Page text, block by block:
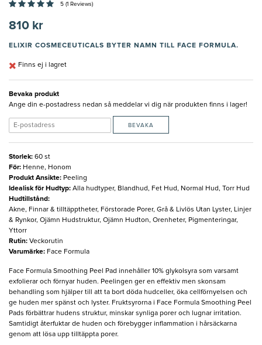
5 (1 Reviews)
810 kr
ELIXIR COSMECEUTICALS BYTER NAMN TILL FACE FORMULA.
Finns ej i lagret
Bevaka produkt
Ange din e-postadress nedan så meddelar vi dig när produkten finns i lager!
BEVAKA
Storlek: 60 st
För: Henne, Honom
Produkt Ansikte: Peeling
Idealisk för Hudtyp: Alla hudtyper, Blandhud, Fet Hud, Normal Hud, Torr Hud
Hudtillstånd:
Akne, Finnar & tilltäpptheter, Förstorade Porer, Grå & Livlös Utan Lyster, Linjer
& Rynkor, Ojämn Hudstruktur, Ojämn Hudton, Orenheter, Pigmenteringar,
Yttorr
Rutin: Veckorutin
Varumärke: Face Formula
Face Formula Smoothing Peel Pad innehåller 10% glykolsyra som varsamt
exfolierar och förnyar huden. Peelingen ger en effektiv men skonsam
behandling som hjälper till att ta bort döda hudceller, öka cellförnyelsen och
ge huden mer spänst och lyster. Fruktsyrorna i Face Formula Smoothing Peel
Pads förbättrar hudens struktur, minskar synliga porer och lugnar irritation.
Samtidigt återfuktar de huden och förebygger inflammation i hårsäckarna
genom att lösa upp tilltäppta porer.